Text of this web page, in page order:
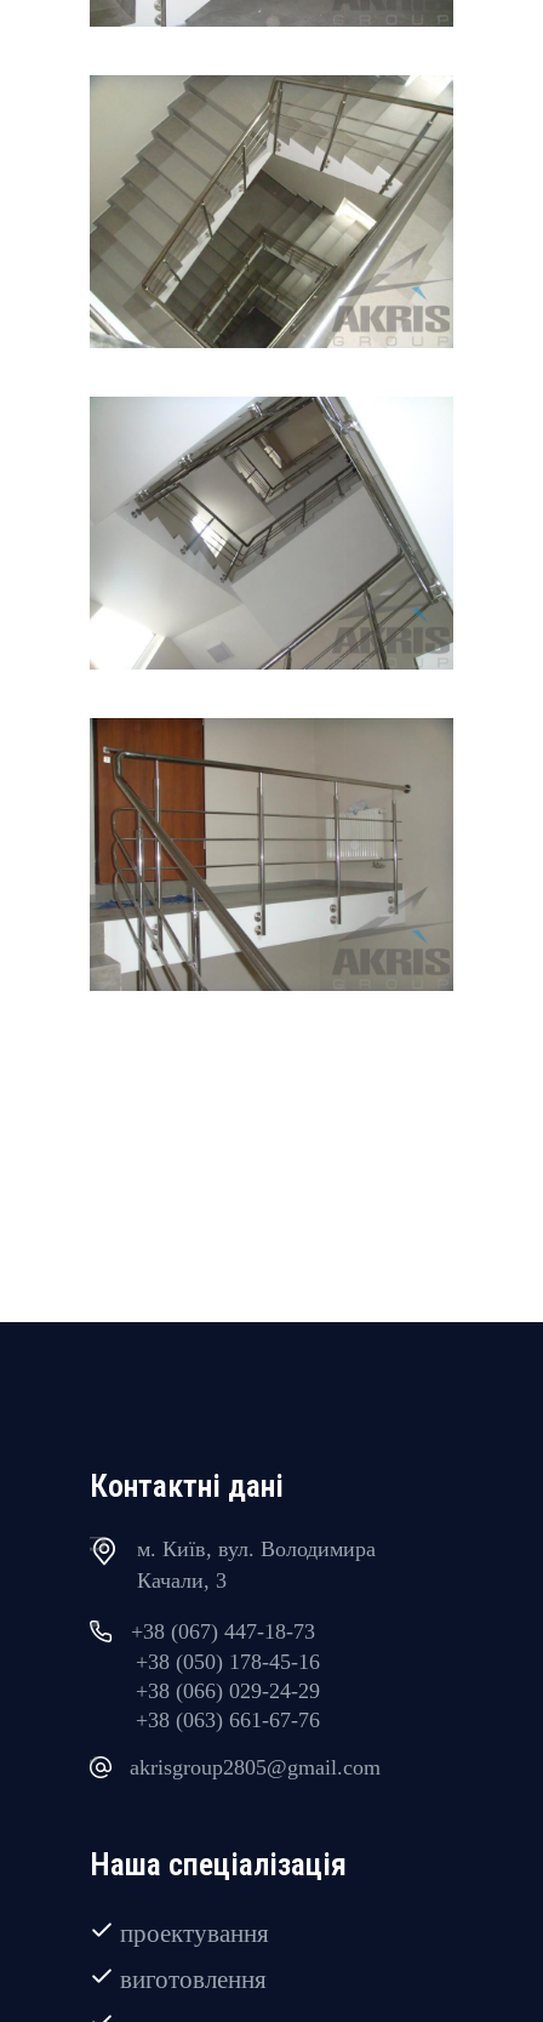
Контактні дані
м. Київ, вул. Володимира
Качали, 3
+38 (067) 447-18-73
+38 (050) 178-45-16
+38 (066) 029-24-29
+38 (063) 661-67-76
akrisgroup2805@gmail.com
Наша спеціалізація
проектування
виготовлення